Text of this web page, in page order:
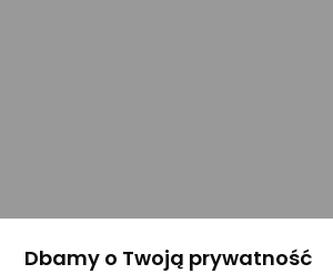
Dbamy o Twoją prywatność